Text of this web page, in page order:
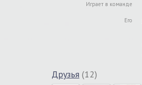
Играет в команде
Его
Друзья (12)